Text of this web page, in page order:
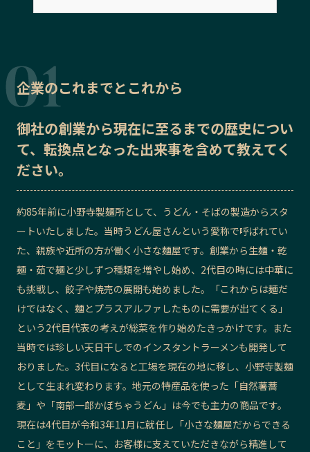
Localist
イベント
飲食店
地域豆知識
Sporkle
「人」から探す
記事ライター アンバサダー
企業のこれまでとこれから
御社の創業から現在に至るまでの歴史につい
て、転換点となった出来事を含めて教えてく
ださい。
約85年前に小野寺製麺所として、うどん・そばの製造からスタ
ートいたしました。当時うどん屋さんという愛称で呼ばれてい
た、親族や近所の方が働く小さな麺屋です。創業から生麺・乾
麺・茹で麺と少しずつ種類を増やし始め、2代目の時には中華に
も挑戦し、餃子や焼売の展開も始めました。「これからは麺だ
けではなく、麺とプラスアルファしたものに需要が出てくる」
という2代目代表の考えが総菜を作り始めたきっかけです。また
当時では珍しい天日干しでのインスタントラーメンも開発して
おりました。3代目になると工場を現在の地に移し、小野寺製麺
として生まれ変わります。地元の特産品を使った「自然薯蕎
麦」や「南部一郎かぼちゃうどん」は今でも主力の商品です。
現在は4代目が令和3年11月に就任し「小さな麺屋だからできる
こと」をモットーに、お客様に支えていただきながら精進して